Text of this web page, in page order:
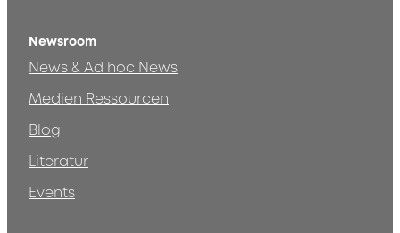
Newsroom
News & Ad hoc News
Medien Ressourcen
Blog
Literatur
Events